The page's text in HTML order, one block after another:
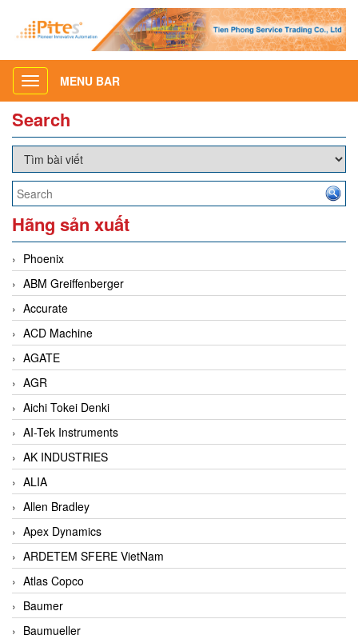
Toggle
navigation
MENU BAR
Search
Hãng sản xuất
Phoenix
ABM Greiffenberger
Accurate
ACD Machine
AGATE
AGR
Aichi Tokei Denki
AI-Tek Instruments
AK INDUSTRIES
ALIA
Allen Bradley
Apex Dynamics
ARDETEM SFERE VietNam
Atlas Copco
Baumer
Baumueller